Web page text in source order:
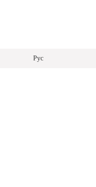
Рус